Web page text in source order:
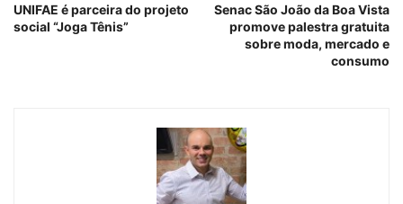
UNIFAE é parceira do projeto
social “Joga Tênis”
Senac São João da Boa Vista
promove palestra gratuita
sobre moda, mercado e
consumo